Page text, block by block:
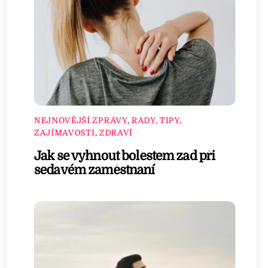
NEJNOVĚJŠÍ ZPRÁVY, RADY, TIPY,
ZAJÍMAVOSTI, ZDRAVÍ
Jak se vyhnout bolestem zad při
sedavém zaměstnaní